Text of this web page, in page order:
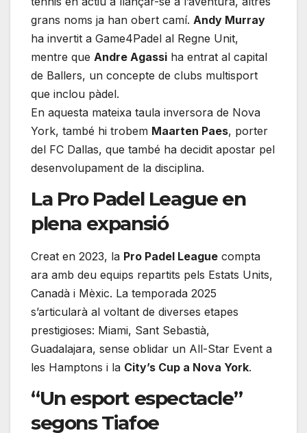
grans noms ja han obert camí. Andy Murray
ha invertit a Game4Padel al Regne Unit,
mentre que Andre Agassi ha entrat al capital
de Ballers, un concepte de clubs multisport
que inclou pàdel.
En aquesta mateixa taula inversora de Nova
York, també hi trobem Maarten Paes, porter
del FC Dallas, que també ha decidit apostar pel
desenvolupament de la disciplina.
La Pro Padel League en
plena expansió
Creat en 2023, la Pro Padel League compta
ara amb deu equips repartits pels Estats Units,
Canadà i Mèxic. La temporada 2025
s’articularà al voltant de diverses etapes
prestigioses: Miami, Sant Sebastià,
Guadalajara, sense oblidar un All-Star Event a
les Hamptons i la City’s Cup a Nova York.
“Un esport espectacle”
segons Tiafoe